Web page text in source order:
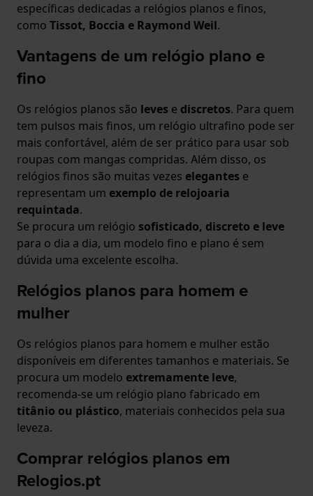
específicas dedicadas a relógios planos e finos,
como Tissot, Boccia e Raymond Weil.
Vantagens de um relógio plano e
fino
Os relógios planos são leves e discretos. Para quem
tem pulsos mais finos, um relógio ultrafino pode ser
mais confortável, além de ser prático para usar sob
roupas com mangas compridas. Além disso, os
relógios finos são muitas vezes elegantes e
representam um exemplo de relojoaria
requintada.
Se procura um relógio sofisticado, discreto e leve
para o dia a dia, um modelo fino e plano é sem
dúvida uma excelente escolha.
Relógios planos para homem e
mulher
Os relógios planos para homem e mulher estão
disponíveis em diferentes tamanhos e materiais. Se
procura um modelo extremamente leve,
recomenda-se um relógio plano fabricado em
titânio ou plástico, materiais conhecidos pela sua
leveza.
Comprar relógios planos em
Relogios.pt